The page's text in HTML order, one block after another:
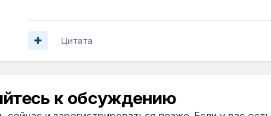
Цитата
к обсуждению